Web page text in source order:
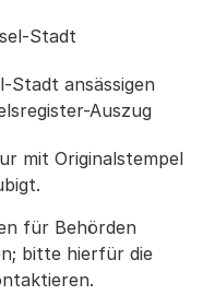
Stadt
Stadt ansässigen
Auszug
mit Originalstempel
für Behörden
bitte hierfür die